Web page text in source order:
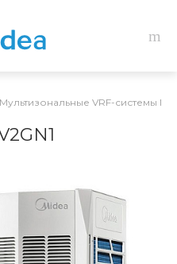
Мультизональные VRF-системы